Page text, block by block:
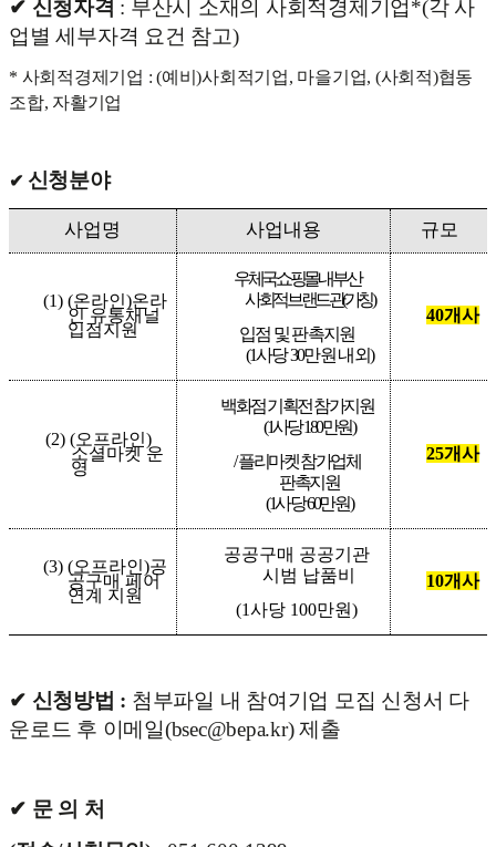
✔ 신청자격 : 부산시 소재의 사회적경제기업*(각 사
업별 세부자격 요건 참고)
* 사회적경제기업 : (예비)사회적기업, 마을기업, (사회적)협동
조합, 자활기업
✔ 신청분야
사업명 사업내용 규모
(1) (온라인)온라
인 유통채널
입점지원
우체국쇼핑몰 내 부산
사회적브랜드관(가칭)
입점 및 판촉지원
(1사당30만원 내외)
40개사
(2) (오프라인)
소셜마켓 운
영
백화점 기획전 참가지원
(1사당180만원)
/플리마켓 참가업체
판촉지원
(1사당60만원)
25개사
(3) (오프라인)공
공구매 페어
연계 지원
공공구매 공공기관
시범 납품비
(1사당 100만원)
10개사
✔ 신청방법 : 첨부파일 내 참여기업 모집 신청서 다
운로드 후 이메일(bsec@bepa.kr) 제출
✔ 문 의 처